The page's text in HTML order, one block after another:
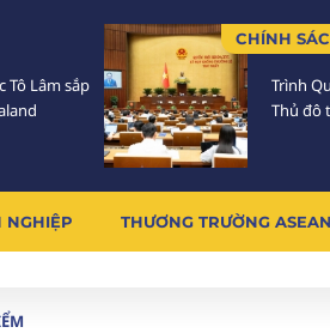
Tô Lâm sắp
CHÍNH
Trình
Thủ đô
NGHIỆP THƯƠNG TRƯỜNG ASEAN